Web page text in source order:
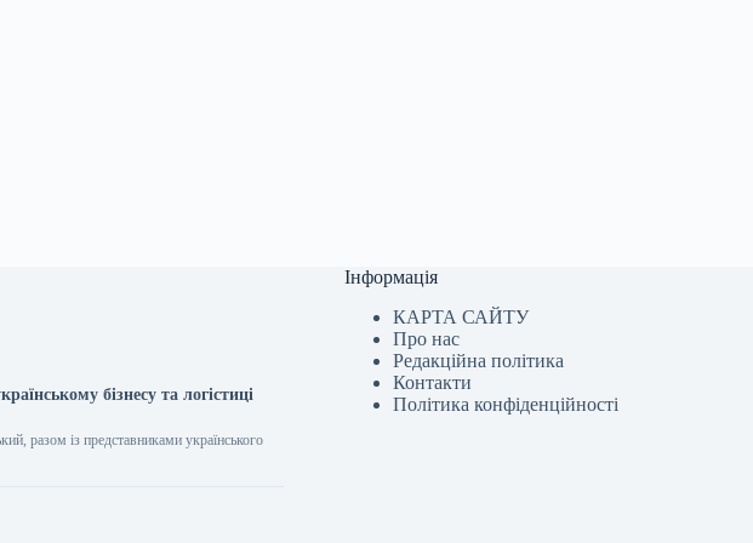
бізнесу та логістиці
разом із представниками українського
Інформація
КАРТА САЙТУ
Про нас
Редакційна політика
Контакти
Політика конфіденційності